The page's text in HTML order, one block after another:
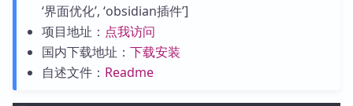
‘界面优化’, ‘obsidian插件’]
项目地址： 点我访问
国内下载地址： 下载安装
自述文件： Readme